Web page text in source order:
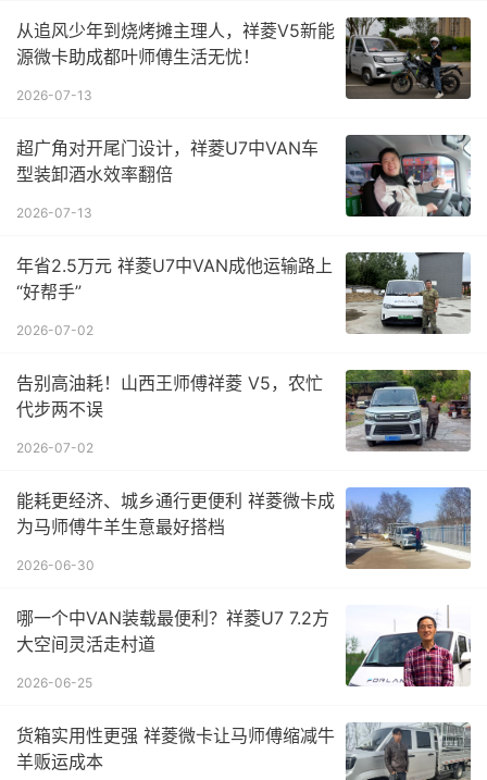
从追风少年到烧烤摊主理人，祥菱V5新能
源微卡助成都叶师傅生活无忧！
2026-07-13
超广角对开尾门设计，祥菱U7中VAN车
型装卸酒水效率翻倍
2026-07-13
年省2.5万元 祥菱U7中VAN成他运输路上
“好帮手”
2026-07-02
告别高油耗！山西王师傅祥菱 V5，农忙
代步两不误
2026-07-02
能耗更经济、城乡通行更便利 祥菱微卡成
为马师傅牛羊生意最好搭档
2026-06-30
哪一个中VAN装载最便利？祥菱U7 7.2方
大空间灵活走村道
2026-06-25
货箱实用性更强 祥菱微卡让马师傅缩减牛
羊贩运成本